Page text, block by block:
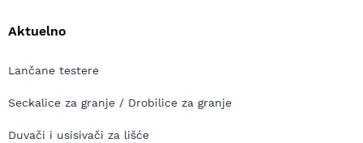
Aktuelno
Lančane testere
Seckalice za granje / Drobilice za granje
Duvači i usisivači za lišće